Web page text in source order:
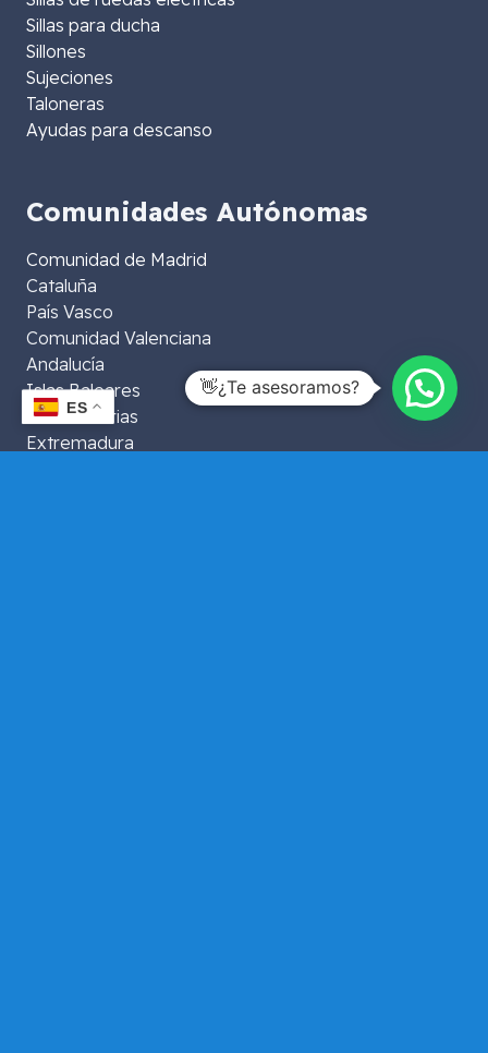
Sillas para ducha
Sillones
Sujeciones
Taloneras
Ayudas para descanso
Comunidades Autónomas
Comunidad de Madrid
Cataluña
País Vasco
Comunidad Valenciana
Andalucía
Islas Baleares
Islas Canarias
Extremadura
ES
👋¿Te asesoramos?